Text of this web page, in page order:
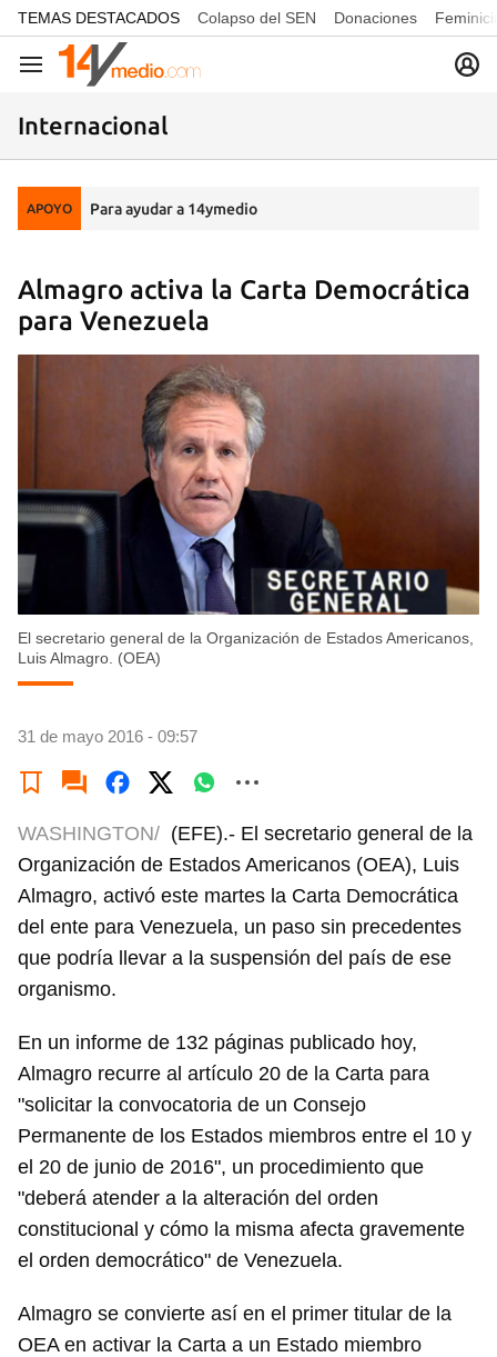
common.go-to-content
TEMAS DESTACADOS Colapso del SEN Donaciones
Navegación
Internacional
APOYO Para ayudar a 14ymedio
Almagro activa la Carta Democrática
para Venezuela
El secretario general de la Organización de Estados Americanos,
Luis Almagro. (OEA)
31 de mayo 2016 - 09:57
WASHINGTON/ (EFE).- El secretario general de la
Organización de Estados Americanos (OEA), Luis
Almagro, activó este martes la Carta Democrática
del ente para Venezuela, un paso sin precedentes
que podría llevar a la suspensión del país de ese
organismo.
En un informe de 132 páginas publicado hoy,
Almagro recurre al artículo 20 de la Carta para
"solicitar la convocatoria de un Consejo
Permanente de los Estados miembros entre el 10 y
el 20 de junio de 2016", un procedimiento que
"deberá atender a la alteración del orden
constitucional y cómo la misma afecta gravemente
el orden democrático" de Venezuela.
Almagro se convierte así en el primer titular de la
OEA en activar la Carta a un Estado miembro